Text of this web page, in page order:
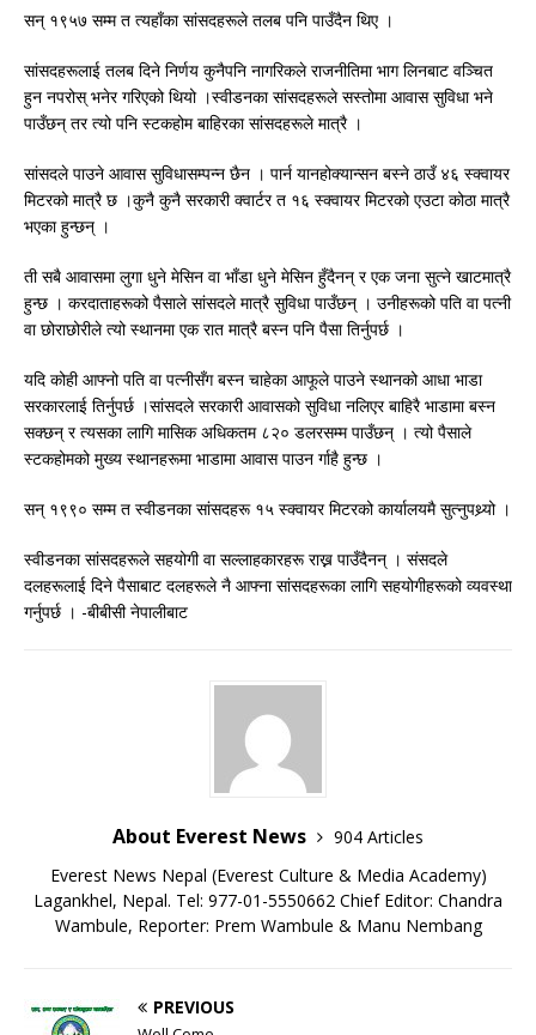
सन् १९५७ सम्म त त्यहाँका सांसदहरूले तलब पनि पाउँदैन थिए ।
सांसदहरूलाई तलब दिने निर्णय कुनैपनि नागरिकले राजनीतिमा भाग लिनबाट वञ्चित
हुन नपरोस् भनेर गरिएको थियो ।स्वीडनका सांसदहरूले सस्तोमा आवास सुविधा भने
पाउँछन् तर त्यो पनि स्टकहोम बाहिरका सांसदहरूले मात्रै ।
सांसदले पाउने आवास सुविधासम्पन्न छैन । पार्न यानहोक्यान्सन बस्ने ठाउँ ४६ स्क्वायर
मिटरको मात्रै छ ।कुनै कुनै सरकारी क्वार्टर त १६ स्क्वायर मिटरको एउटा कोठा मात्रै
भएका हुन्छन् ।
ती सबै आवासमा लुगा धुने मेसिन वा भाँडा धुने मेसिन हुँदैनन् र एक जना सुत्ने खाटमात्रै
हुन्छ । करदाताहरूको पैसाले सांसदले मात्रै सुविधा पाउँछन् । उनीहरूको पति वा पत्नी
वा छोराछोरीले त्यो स्थानमा एक रात मात्रै बस्न पनि पैसा तिर्नुपर्छ ।
यदि कोही आफ्नो पति वा पत्नीसँग बस्न चाहेका आफूले पाउने स्थानको आधा भाडा
सरकारलाई तिर्नुपर्छ ।सांसदले सरकारी आवासको सुविधा नलिएर बाहिरै भाडामा बस्न
सक्छन् र त्यसका लागि मासिक अधिकतम ८२० डलरसम्म पाउँछन् । त्यो पैसाले
स्टकहोमको मुख्य स्थानहरूमा भाडामा आवास पाउन र्गाहै हुन्छ ।
सन् १९९० सम्म त स्वीडनका सांसदहरू १५ स्क्वायर मिटरको कार्यालयमै सुत्नुपथ्र्यो ।
स्वीडनका सांसदहरूले सहयोगी वा सल्लाहकारहरू राख्न पाउँदैनन् । संसदले
दलहरूलाई दिने पैसाबाट दलहरूले नै आफ्ना सांसदहरूका लागि सहयोगीहरूको व्यवस्था
गर्नुपर्छ । -बीबीसी नेपालीबाट
About Everest News
904 Articles
Everest News Nepal (Everest Culture & Media Academy)
Lagankhel, Nepal. Tel: 977-01-5550662 Chief Editor: Chandra
Wambule, Reporter: Prem Wambule & Manu Nembang
PREVIOUS